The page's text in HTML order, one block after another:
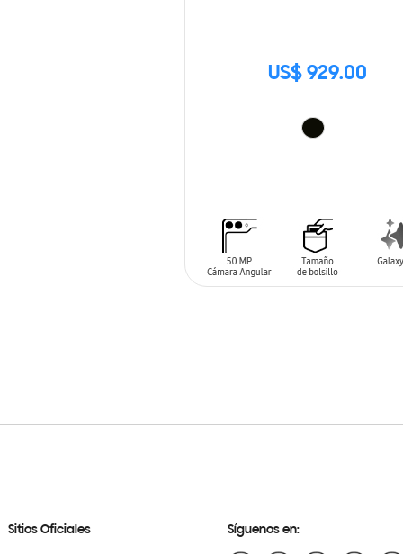
US$ 929.00
Sitios Oficiales Síguenos en: